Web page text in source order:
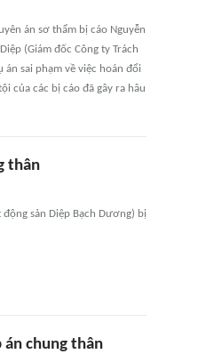
án sơ thẩm bị cáo Nguyễn
(Giám đốc Công ty Trách
sai phạm về việc hoán đổi
của các bị cáo đã gây ra hâu
thân
động sản Diệp Bạch Dương) bị
chung thân